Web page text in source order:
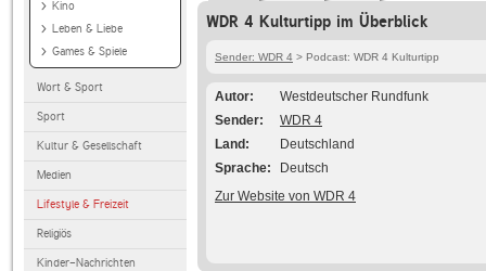
Kino
Leben & Liebe
Games & Spiele
Wort & Sport
Sport
Kultur & Gesellschaft
Medien
Lifestyle & Freizeit
Religiös
Kinder-Nachrichten
WDR 4 Kulturtipp im Überblick
Sender: WDR 4 > Podcast: WDR 4 Kulturtipp
Autor
Westdeutscher Rundfunk
Sender
WDR 4
Land
Deutschland
Sprache
Deutsch
Zur Website von WDR 4